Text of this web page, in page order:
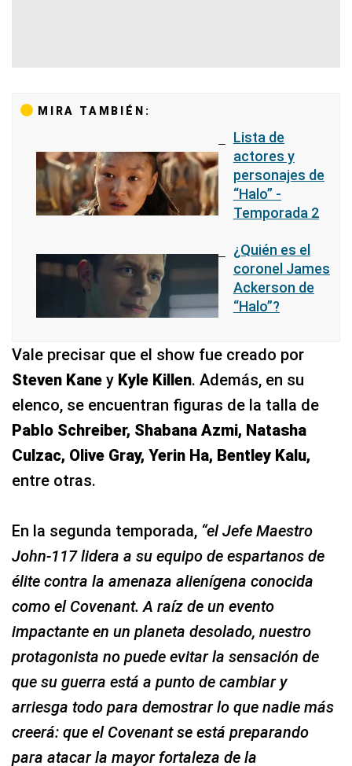
MIRA TAMBIÉN:
Lista de
actores y
personajes de
“Halo” -
Temporada 2
¿Quién es el
coronel James
Ackerson de
“Halo”?
Vale precisar que el show fue creado por
Steven Kane y Kyle Killen. Además, en su
elenco, se encuentran figuras de la talla de
Pablo Schreiber, Shabana Azmi, Natasha
Culzac, Olive Gray, Yerin Ha, Bentley Kalu,
entre otras.
En la segunda temporada, “el Jefe Maestro
John-117 lidera a su equipo de espartanos de
élite contra la amenaza alienígena conocida
como el Covenant. A raíz de un evento
impactante en un planeta desolado, nuestro
protagonista no puede evitar la sensación de
que su guerra está a punto de cambiar y
arriesga todo para demostrar lo que nadie más
creerá: que el Covenant se está preparando
para atacar la mayor fortaleza de la